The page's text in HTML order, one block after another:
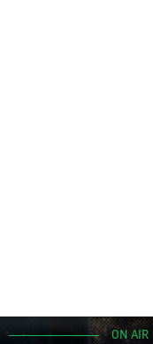
ON AIR